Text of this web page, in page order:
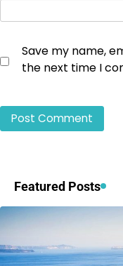
Save my name,
the next time I
Featured Posts